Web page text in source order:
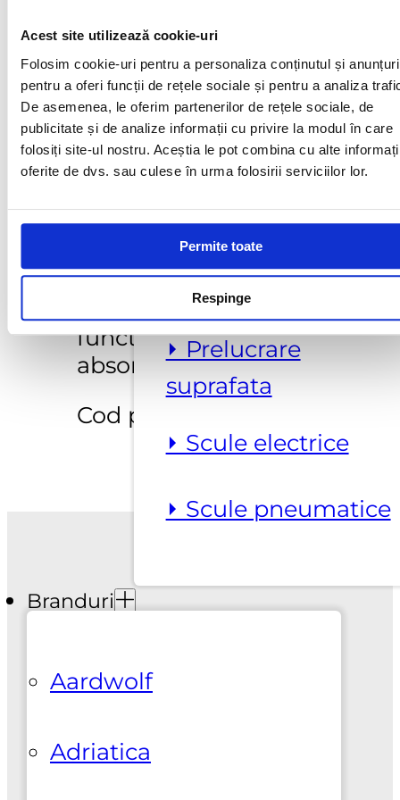
Acest site utilizează cookie-uri
Folosim cookie-uri pentru a personaliza conținutul și
pentru a oferi funcții de rețele sociale și pentru a analiza
De asemenea, le oferim partenerilor de rețele sociale, de
publicitate și de analize informații cu privire la modul în care
folosiți site-ul nostru. Aceștia le pot combina cu alte
oferite de dvs. sau culese în urma folosirii serviciilor lor.
Permite toate
Respinge
⏵ Aspirare praf
⏵ Dispozitive
manipulare piatra
⏵ Masini de taiat si
prelucrat
⏵ Prelucrare
suprafata
⏵ Scule electrice
⏵ Scule pneumatice
Branduri
Aardwolf
Adriatica
fi tratate prin impersie.
Pentru a facilita
penetrarea produsului la
statui si decoratiuni, se
insista in cavitatile
materialului
de tratat.
Consum :
Cu 1 l pot fi tratati aprox.
10-20 mp de material in
functie de gradul de
absortie al materialului.
Cod produs: S0065